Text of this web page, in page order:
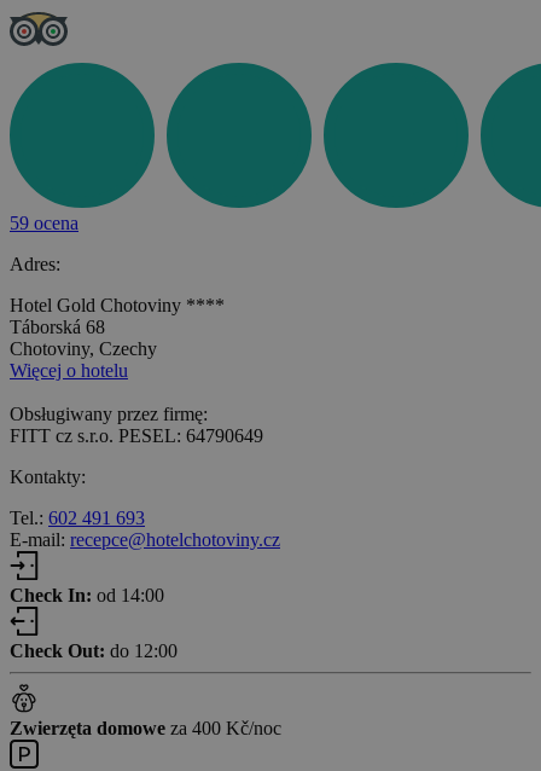
59 ocena
Adres:
Hotel Gold Chotoviny ****
Táborská 68
Chotoviny, Czechy
Więcej o hotelu
Obsługiwany przez firmę:
FITT cz s.r.o. PESEL: 64790649
Kontakty:
Tel.: 602 491 693
E-mail: recepce@hotelchotoviny.cz
Check In: od 14:00
Check Out: do 12:00
Zwierzęta domowe za 400 Kč/noc